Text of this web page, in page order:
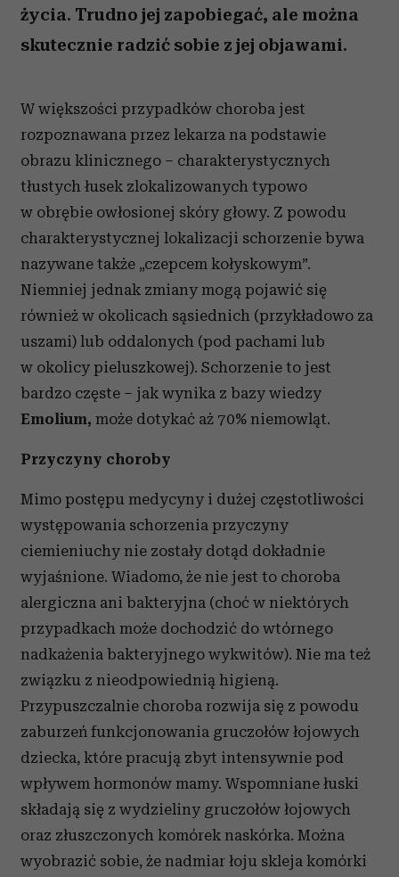
życia. Trudno jej zapobiegać, ale można
skutecznie radzić sobie z jej objawami.
W większości przypadków choroba jest
rozpoznawana przez lekarza na podstawie
obrazu klinicznego – charakterystycznych
tłustych łusek zlokalizowanych typowo
w obrębie owłosionej skóry głowy. Z powodu
charakterystycznej lokalizacji schorzenie bywa
nazywane także „czepcem kołyskowym”.
Niemniej jednak zmiany mogą pojawić się
również w okolicach sąsiednich (przykładowo za
uszami) lub oddalonych (pod pachami lub
w okolicy pieluszkowej). Schorzenie to jest
bardzo częste – jak wynika z bazy wiedzy
Emolium, może dotykać aż 70% niemowląt.
Przyczyny choroby
Mimo postępu medycyny i dużej częstotliwości
występowania schorzenia przyczyny
ciemieniuchy nie zostały dotąd dokładnie
wyjaśnione. Wiadomo, że nie jest to choroba
alergiczna ani bakteryjna (choć w niektórych
przypadkach może dochodzić do wtórnego
nadkażenia bakteryjnego wykwitów). Nie ma też
związku z nieodpowiednią higieną.
Przypuszczalnie choroba rozwija się z powodu
zaburzeń funkcjonowania gruczołów łojowych
dziecka, które pracują zbyt intensywnie pod
wpływem hormonów mamy. Wspomniane łuski
składają się z wydzieliny gruczołów łojowych
oraz złuszczonych komórek naskórka. Można
wyobrazić sobie, że nadmiar łoju skleja komórki